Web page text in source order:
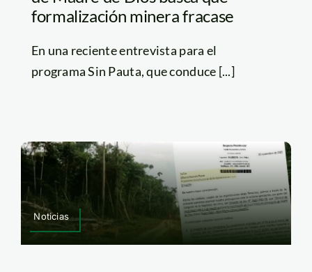
formalización minera fracase
En una reciente entrevista para el
programa Sin Pauta, que conduce [...]
Noticias